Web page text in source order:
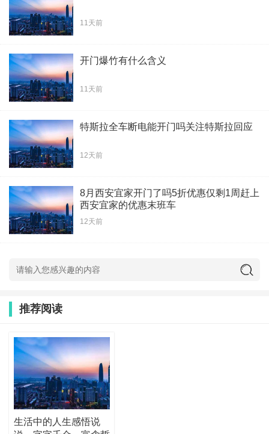
11天前
开门爆竹有什么含义
11天前
特斯拉全车断电能开门吗关注特斯拉回应
12天前
8月西安宜家开门了吗5折优惠仅剩1周赶上
西安宜家的优惠末班车
12天前
推荐阅读
生活中的人生感悟说